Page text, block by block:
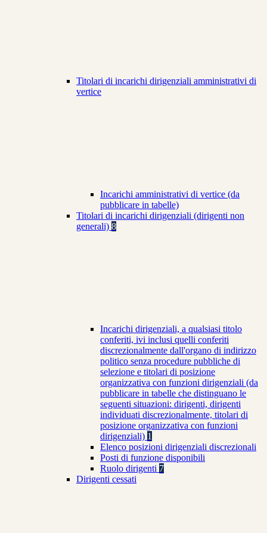
Titolari di incarichi dirigenziali amministrativi di
vertice
Incarichi amministrativi di vertice (da
pubblicare in tabelle)
Titolari di incarichi dirigenziali (dirigenti non
generali) 8
Incarichi dirigenziali, a qualsiasi titolo
conferiti, ivi inclusi quelli conferiti
discrezionalmente dall'organo di indirizzo
politico senza procedure pubbliche di
selezione e titolari di posizione
organizzativa con funzioni dirigenziali (da
pubblicare in tabelle che distinguano le
seguenti situazioni: dirigenti, dirigenti
individuati discrezionalmente, titolari di
posizione organizzativa con funzioni
dirigenziali) 1
Elenco posizioni dirigenziali discrezionali
Posti di funzione disponibili
Ruolo dirigenti 7
Dirigenti cessati